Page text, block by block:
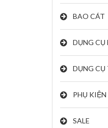
BAO CÁT
DỤNG CỤ
DỤNG CỤ
PHỤ KIỆN
SALE